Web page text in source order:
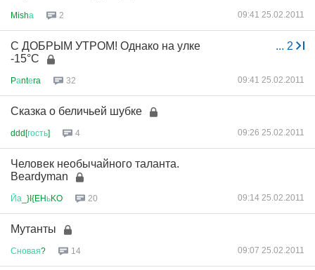
Mishа 2 09:41 25.02.2011
... 2
С ДОБРЫМ УТРОМ! Однако на улке
-15°C
Pаntеra 32 09:41 25.02.2011
Сказка о беличьей шубке
ddd[гость] 4 09:26 25.02.2011
Человек необычайного таланта.
Beardyman
Йа _}I{EHьKO 20 09:14 25.02.2011
Мутанты
Сновая? 14 09:07 25.02.2011